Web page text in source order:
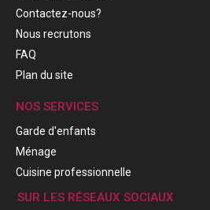
Contactez-nous?
Nous recrutons
FAQ
Plan du site
NOS SERVICES
Garde d'enfants
Ménage
Cuisine professionnelle
SUR LES RÉSEAUX SOCIAUX